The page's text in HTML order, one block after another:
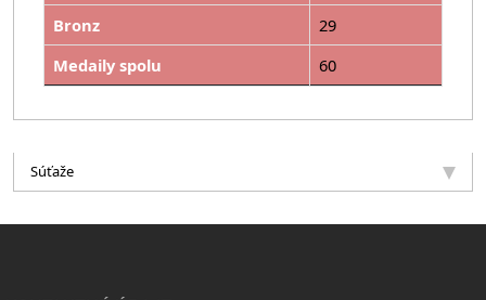
Bronz
29
Medaily spolu
60
Súťaže